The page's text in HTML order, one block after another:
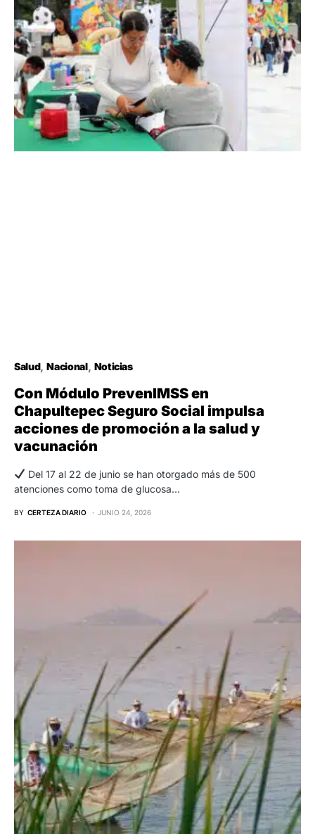
Salud Nacional Noticias
Con Módulo PrevenIMSS en
Chapultepec Seguro Social impulsa
acciones de promoción a la salud y
vacunación
Del 17 al 22 de junio se han otorgado más de 500
atenciones como toma de glucosa…
BY CERTEZA DIARIO JUNIO 24, 2026